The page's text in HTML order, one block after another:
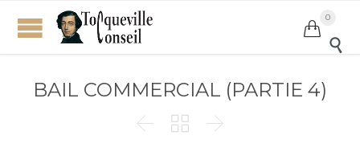

0

BAIL COMMERCIAL (PARTIE 4)
  